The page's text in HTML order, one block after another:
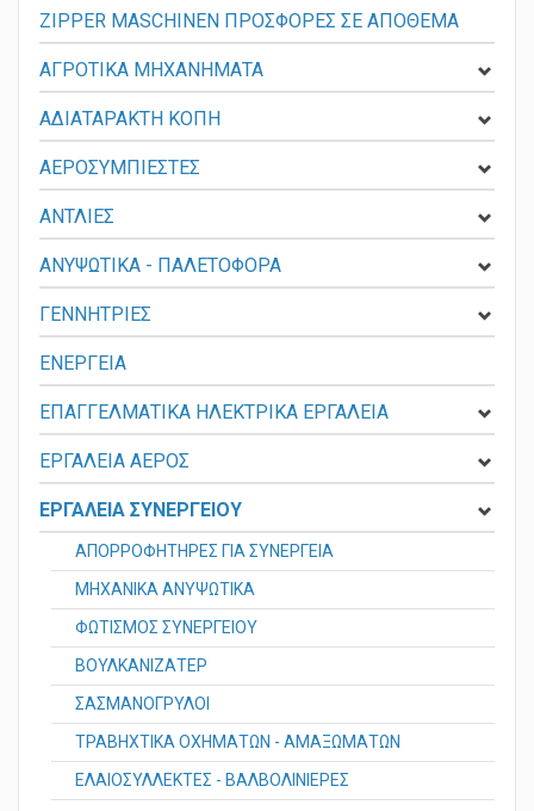
ZIPPER MASCHINEN ΠΡΟΣΦΟΡΕΣ ΣΕ ΑΠΟΘΕΜΑ
ΑΓΡΟΤΙΚΑ ΜΗΧΑΝΗΜΑΤΑ
ΑΔΙΑΤΑΡΑΚΤΗ ΚΟΠΗ
ΑΕΡΟΣΥΜΠΙΕΣΤΕΣ
ΑΝΤΛΙΕΣ
ΑΝΥΨΩΤΙΚΑ - ΠΑΛΕΤΟΦΟΡΑ
ΓΕΝΝΗΤΡΙΕΣ
ΕΝΕΡΓΕΙΑ
ΕΠΑΓΓΕΛΜΑΤΙΚΑ ΗΛΕΚΤΡΙΚΑ ΕΡΓΑΛΕΙΑ
ΕΡΓΑΛΕΙΑ ΑΕΡΟΣ
ΕΡΓΑΛΕΙΑ ΣΥΝΕΡΓΕΙΟΥ
ΑΠΟΡΡΟΦΗΤΗΡΕΣ ΓΙΑ ΣΥΝΕΡΓΕΙΑ
ΜΗΧΑΝΙΚΑ ΑΝΥΨΩΤΙΚΑ
ΦΩΤΙΣΜOΣ ΣΥΝΕΡΓΕΙΟΥ
ΒΟΥΛΚΑΝΙΖΑΤΕΡ
ΣΑΣΜΑΝΟΓΡΥΛΟΙ
ΤΡΑΒΗΧΤΙΚΑ ΟΧΗΜΑΤΩΝ - ΑΜΑΞΩΜΑΤΩΝ
ΕΛΑΙΟΣΥΛΛΕΚΤΕΣ - ΒΑΛΒΟΛΙΝΙΕΡΕΣ